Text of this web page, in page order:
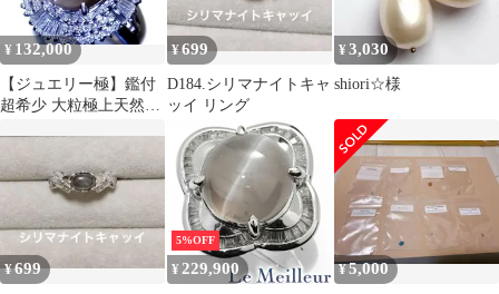
¥ 132,000
【ジュエリー極】鑑付
超希少 大粒極上天然シ
0.62ct 高級Pt900リング
h8764rm【送料無料】
¥699
D184.シリマナイトキャ
ッイ リング
¥3,030
shiori☆様
¥699
5%OFF
¥ 229,900 ¥5,000